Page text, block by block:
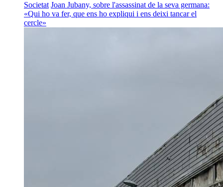
Societat Joan Jubany, sobre l'assassinat de la seva germana:
«Qui ho va fer, que ens ho expliqui i ens deixi tancar el
cercle»